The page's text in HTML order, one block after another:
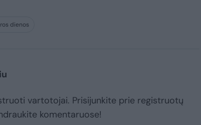
dienos
vartotojai. Prisijunkite prie registruotų
komentaruose!